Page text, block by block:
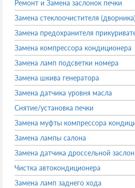
Ремонт и Замена заслонок печки
Замена стеклоочистителя (дворника)
Замена предохранителя
Замена компрессора кондиционера
Замена ламп подсветки номера
Замена шкива генератора
Замена датчика уровня масла
Снятие/установка печки
Замена муфты компрессора
Замена лампы салона
Замена датчика дроссельной
Чистка автокондиционера
Замена ламп заднего хода